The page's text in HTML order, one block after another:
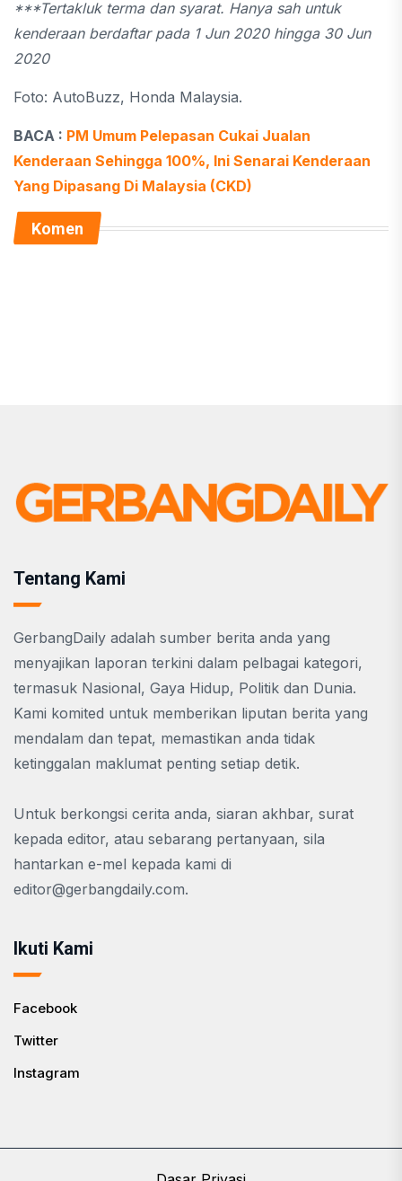
***Tertakluk terma dan syarat. Hanya sah untuk
kenderaan berdaftar pada 1 Jun 2020 hingga 30 Jun
2020
Foto: AutoBuzz, Honda Malaysia.
BACA : PM Umum Pelepasan Cukai Jualan
Kenderaan Sehingga 100%, Ini Senarai Kenderaan
Yang Dipasang Di Malaysia (CKD)
Komen
Tentang Kami
GerbangDaily adalah sumber berita anda yang
menyajikan laporan terkini dalam pelbagai kategori,
termasuk Nasional, Gaya Hidup, Politik dan Dunia.
Kami komited untuk memberikan liputan berita yang
mendalam dan tepat, memastikan anda tidak
ketinggalan maklumat penting setiap detik.
Untuk berkongsi cerita anda, siaran akhbar, surat
kepada editor, atau sebarang pertanyaan, sila
hantarkan e-mel kepada kami di
editor@gerbangdaily.com.
Ikuti Kami
Facebook
Twitter
Instagram